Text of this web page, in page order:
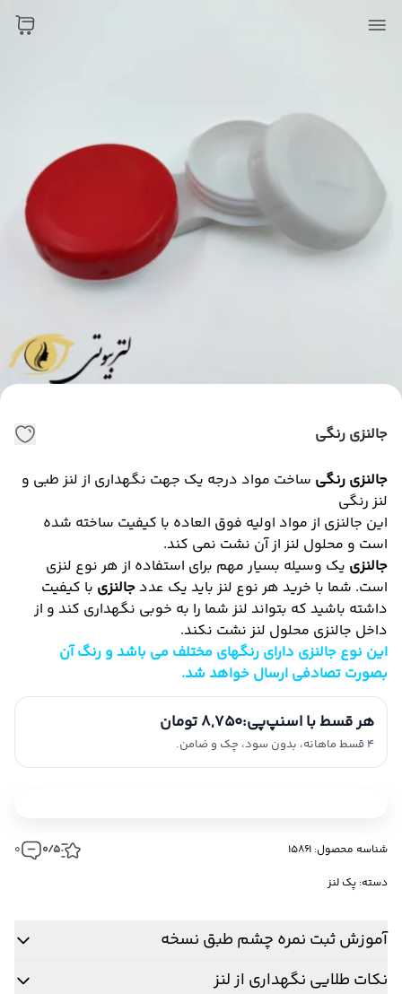
جالنزی رنگی
جالنزی رنگی ساخت مواد درجه یک جهت نگهداری از لنز طبی و
لنز رنگی
این جالنزی از مواد اولیه فوق العاده با کیفیت ساخته شده
است و محلول لنز از آن نشت نمی کند.
جالنزی یک وسیله بسیار مهم برای استفاده از هر نوع لنزی
است. شما با خرید هر نوع لنز باید یک عددجالنزی با کیفیت
داشته باشید که بتواند لنز شما را به خوبی نگهداری کند و از
داخل جالنزی محلول لنز نشت نکند.
این نوع جالنزی دارای رنگهای مختلف می باشد و رنگ آن
بصورت تصادفی ارسال خواهد شد.
هر قسط با اسنپ‌پی:8,750 تومان
4 قسط ماهانه، بدون سود، چک و ضامن.
شناسه محصول: 15861 0/5
0
دسته: پک لنز
آموزش ثبت نمره چشم طبق نسخه
نکات طلایی نگهداری از لنز